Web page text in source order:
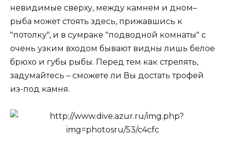
невидимые сверху, между камнем и дном–
рыба может стоять здесь, прижавшись к
"потолку", и в сумраке "подводной комнаты" с
очень узким входом бывают видны лишь белое
брюхо и губы рыбы. Перед тем как стрелять,
задумайтесь – сможете ли Вы достать трофей
из-под камня.